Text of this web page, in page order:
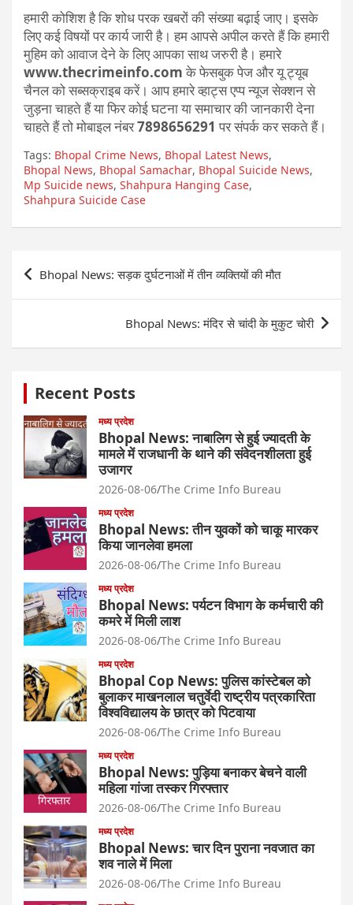
हमारी कोशिश है कि शोध परक खबरों की संख्या बढ़ाई जाए। इसके
लिए कई विषयों पर कार्य जारी है। हम आपसे अपील करते हैं कि हमारी
मुहिम को आवाज देने के लिए आपका साथ जरुरी है। हमारे
www.thecrimeinfo.comके फेसबुक पेज और यू ट्यूब
चैनल को सब्सक्राइब करें। आप हमारे व्हाट्स एप्प न्यूज सेक्शन से
जुड़ना चाहते हैं या फिर कोई घटना या समाचार की जानकारी देना
चाहते हैं तो मोबाइल नंबर7898656291 पर संपर्क कर सकते हैं।
Tags: Bhopal Crime News, Bhopal Latest News,
Bhopal News, Bhopal Samachar, Bhopal Suicide News,
Mp Suicide news, Shahpura Hanging Case,
Shahpura Suicide Case
Post
navigation
Bhopal News: सड़क दुर्घटनाओं में तीन व्यक्तियों की मौत
Bhopal News: मंदिर से चांदी के मुकुट चोरी
Recent Posts
मध्य प्रदेश
Bhopal News: नाबालिग से हुई ज्यादती के
मामले में राजधानी के थाने की संवेदनशीलता हुई
उजागर
2026-08-06 The Crime Info Bureau
मध्य प्रदेश
Bhopal News: तीन युवकों को चाकू मारकर
किया जानलेवा हमला
2026-08-06 The Crime Info Bureau
मध्य प्रदेश
Bhopal News: पर्यटन विभाग के कर्मचारी की
कमरे में मिली लाश
2026-08-06 The Crime Info Bureau
मध्य प्रदेश
Bhopal Cop News: पुलिस कांस्टेबल को
बुलाकर माखनलाल चतुर्वेदी राष्ट्रीय पत्रकारिता
विश्वविद्यालय के छात्र को पिटवाया
2026-08-06 The Crime Info Bureau
मध्य प्रदेश
Bhopal News: पुड़िया बनाकर बेचने वाली
महिला गांजा तस्कर गिरफ्तार
2026-08-06 The Crime Info Bureau
मध्य प्रदेश
Bhopal News: चार दिन पुराना नवजात का
शव नाले में मिला
2026-08-06 The Crime Info Bureau